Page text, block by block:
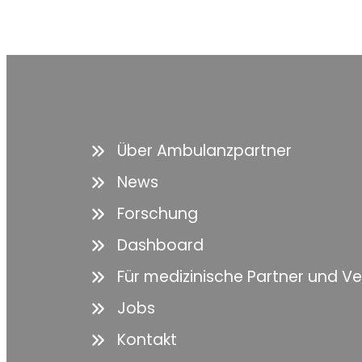
Über Ambulanzpartner
News
Forschung
Dashboard
Für medizinische Partner und
Jobs
Kontakt